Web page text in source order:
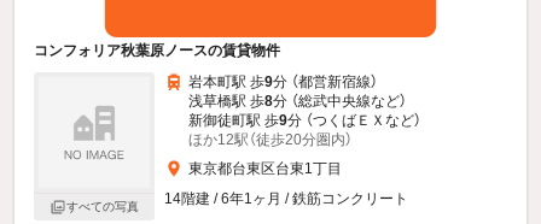
コンフォリア秋葉原ノースの賃貸物件
すべての写真
岩本町駅 歩9分 （都営新宿線）
浅草橋駅 歩8分 （総武中央線など）
新御徒町駅 歩9分 （つくばＥＸ など）
ほか12駅（徒歩20分圏内）
東京都台東区台東1丁目
14階建 / 6年1ヶ月 / 鉄筋コンクリート